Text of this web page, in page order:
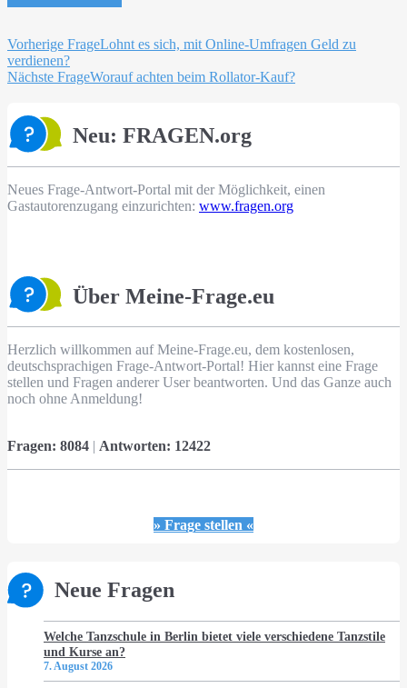
Beitragsnavigation
Vorherige FrageLohnt es sich, mit Online-Umfragen Geld zu
verdienen?
Nächste FrageWorauf achten beim Rollator-Kauf?
Neu: FRAGEN.org
Neues Frage-Antwort-Portal mit der Möglichkeit, einen
Gastautorenzugang einzurichten: www.fragen.org
Über Meine-Frage.eu
Herzlich willkommen auf Meine-Frage.eu, dem kostenlosen,
deutschsprachigen Frage-Antwort-Portal! Hier kannst eine Frage
stellen und Fragen anderer User beantworten. Und das Ganze auch
noch ohne Anmeldung!
Fragen: 8084 | Antworten: 12422
» Frage stellen «
Neue Fragen
Welche Tanzschule in Berlin bietet viele verschiedene Tanzstile
und Kurse an?
7. August 2026